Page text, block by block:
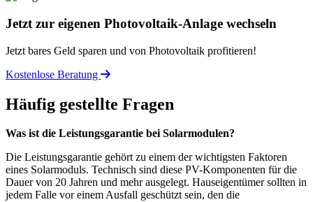
Jetzt zur eigenen Photovoltaik-Anlage wechseln
Jetzt bares Geld sparen und von Photovoltaik profitieren!
Kostenlose Beratung
Häufig gestellte Fragen
Was ist die Leistungsgarantie bei Solarmodulen?
Die Leistungsgarantie gehört zu einem der wichtigsten Faktoren
eines Solarmoduls. Technisch sind diese PV-Komponenten für die
Dauer von 20 Jahren und mehr ausgelegt. Hauseigentümer sollten in
jedem Falle vor einem Ausfall geschützt sein, den die